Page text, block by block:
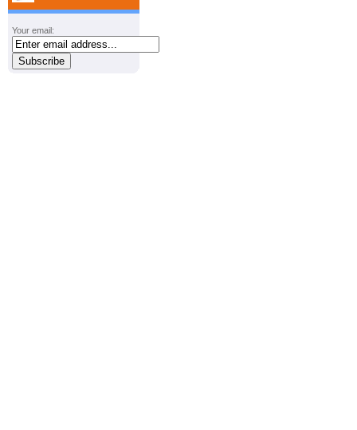
Your email: